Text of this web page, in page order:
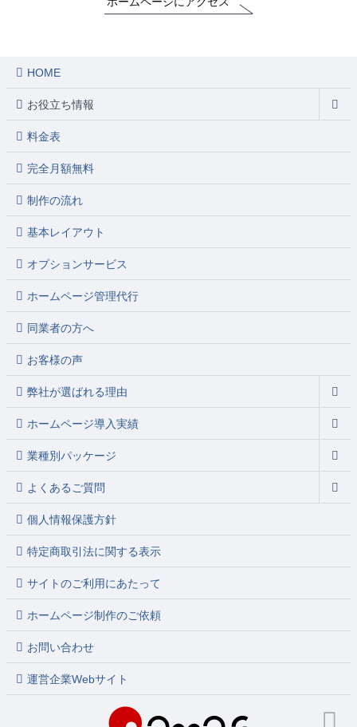
HOME
お役立ち情報
料金表
完全月額無料
制作の流れ
基本レイアウト
オプションサービス
ホームページ管理代行
同業者の方へ
お客様の声
弊社が選ばれる理由
ホームページ導入実績
業種別パッケージ
よくあるご質問
個人情報保護方針
特定商取引法に関する表示
サイトのご利用にあたって
ホームページ制作のご依頼
お問い合わせ
運営企業Webサイト